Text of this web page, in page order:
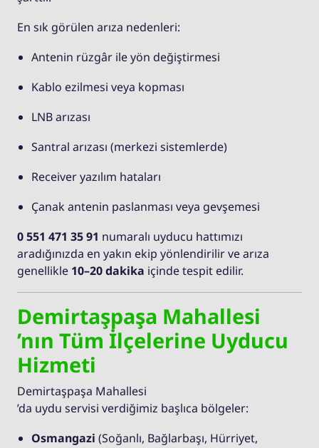
En sık görülen arıza nedenleri:
Antenin rüzgâr ile yön değiştirmesi
Kablo ezilmesi veya kopması
LNB arızası
Santral arızası (merkezi sistemlerde)
Receiver yazılım hataları
Çanak antenin paslanması veya gevşemesi
0 551 471 35 91 numaralı uyducu hattımızı
aradığınızda en yakın ekip yönlendirilir ve arıza
genellikle 10–20 dakika içinde tespit edilir.
Demirtaşpaşa Mahallesi
’nın Tüm İlçelerine Uyducu
Hizmeti
Demirtaşpaşa Mahallesi
’da uydu servisi verdiğimiz başlıca bölgeler:
Osmangazi (Soğanlı, Bağlarbaşı, Hürriyet,